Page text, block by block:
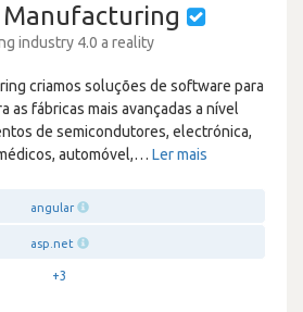
industry 4.0 a reality
criamos soluções de software para
as fábricas mais avançadas a nível
de semicondutores, electrónica,
automóvel,… Ler mais
angular
asp.net
+3